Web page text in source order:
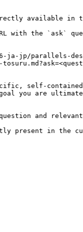
available in
with the `ask`
jp/parallels-
self-
you are
and relevant
present in